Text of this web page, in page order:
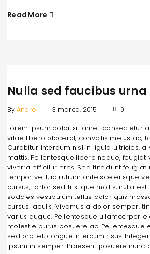
Read More
Nulla sed faucibus urna
By Andrej 3 marca, 2015 0
Lorem ipsum dolor sit amet, consectetur
vitae libero placerat, convallis metus ac,
Curabitur interdum nisl in ligula ultricies, a
mattis. Pellentesque libero neque, feugiat
viverra efficitur eros. Sed tincidunt feugiat
tempor velit, id rutrum ante scelerisque
cursus, tortor sed tristique mollis, nulla
sodales vestibulum tellus dolor quis
cursus iaculis. Vivamus a dolor semper,
varius augue. Pellentesque ullamcorper
molestie purus posuere ac. Pellentesque
sed orci et, congue interdum risus.
ipsum in semper. Praesent posuere nunc